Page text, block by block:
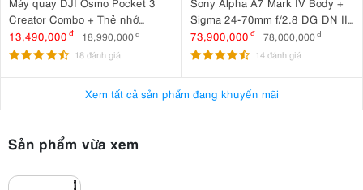
Creator Combo + Thẻ nhớ
MicroSDXC Sandisk Extreme
Pro 256GB 200MB/140MB/s
13,490,000 đ 18,990,000đ
18 đánh giá
Sigma 24-70mm f/2.8 DG DN II
Art
73,900,000 đ 78,000,000 đ
14 đánh giá
Xem tất cả sản phẩm đang khuyến mãi
Sản phẩm vừa xem